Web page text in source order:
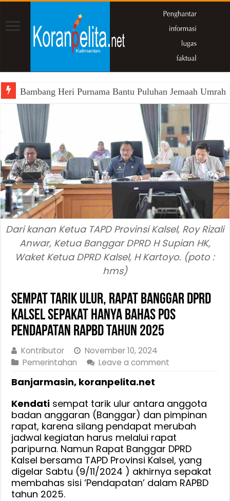
Bambang Heri Purnama Bantu Puluhan Jemaah
Dari kanan Ketua TAPD Provinsi Kalsel, Roy Rizali
Anwar, Ketua Banggar DPRD H Supian HK,
Waket Ketua DPRD Kalsel, H Kartoyo. (poto :
hms)
Sempat Tarik Ulur, Rapat Banggar DPRD
Kalsel Sepakat Hanya Bahas Pos
Pendapatan RAPBD Tahun 2025
Kontributor
November 10, 2024
Pemerintahan
Leave a comment
Banjarmasin, koranpelita.net
Kendati sempat tarik ulur antara anggota
badan anggaran (Banggar) dan pimpinan
rapat, karena silang pendapat merubah
jadwal kegiatan harus melalui rapat
paripurna. Namun Rapat Banggar DPRD
Kalsel bersama TAPD Provinsi Kalsel, yang
digelar Sabtu (9/11/2024 ) akhirnya sepakat
membahas sisi ‘Pendapatan’ dalam RAPBD
tahun 2025.